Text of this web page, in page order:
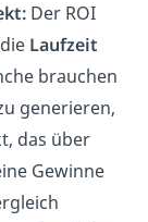
Der ROI
die Laufzeit
brauchen
generieren,
das über
Gewinne